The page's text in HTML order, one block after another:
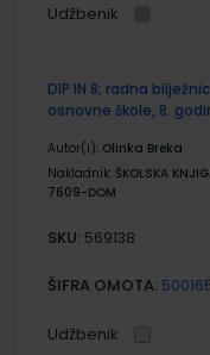
Udžbenik
DIP IN 8; radna
osnovne škole, 8.
Autor(i): Olinka Breka
Nakladnik: ŠKOLSKA
7609-DOM
SKU: 569138
ŠIFRA OMOTA:
Udžbenik